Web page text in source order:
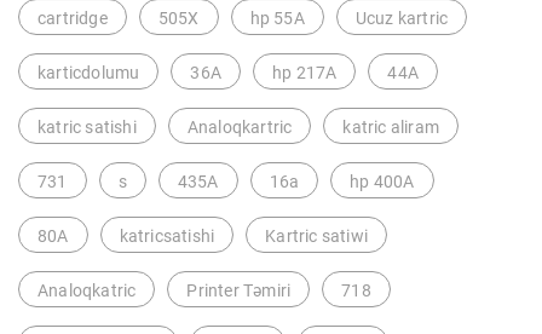
cartridge 505X hp 55A Ucuz kartric
karticdolumu 36A hp 217A 44A
katric satishi Analoqkartric katric aliram
731 s 435A 16a hp 400A
80A katricsatishi Kartric satiwi
Analoqkatric Printer Təmiri 718